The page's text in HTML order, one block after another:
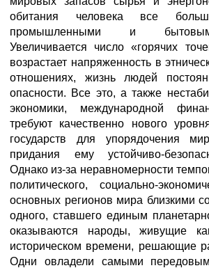
обитания человека все
промышленными и
Увеличивается число «горячих
возрастает напряженность в
отношениях, жизнь людей
опасности. Все это, а также
экономики, международной
требуют качественно нового
государств для упорядочения
придания ему устойчиво-
Однако из-за неравномерности
политического, социально-
основных регионов мира близкими
одного, ставшего единым
оказываются народы, живущие
историческом времени, решающие
Одни овладели самыми